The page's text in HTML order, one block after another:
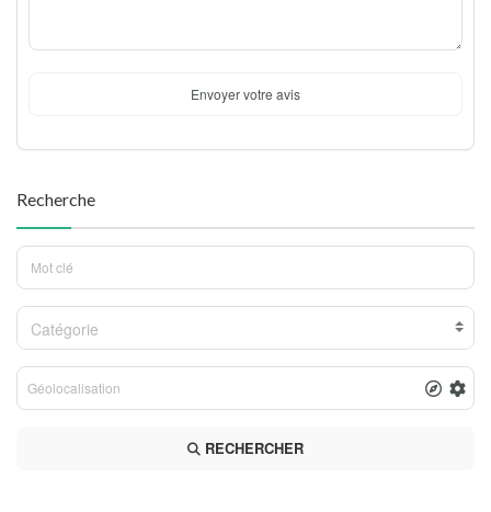
Envoyer votre avis
Recherche
Catégorie
RECHERCHER